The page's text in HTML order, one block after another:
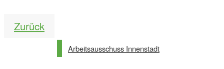
Zurück
Arbeitsausschuss Innenstadt